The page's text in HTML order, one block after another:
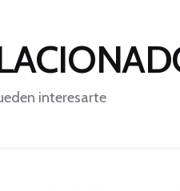
interesarte